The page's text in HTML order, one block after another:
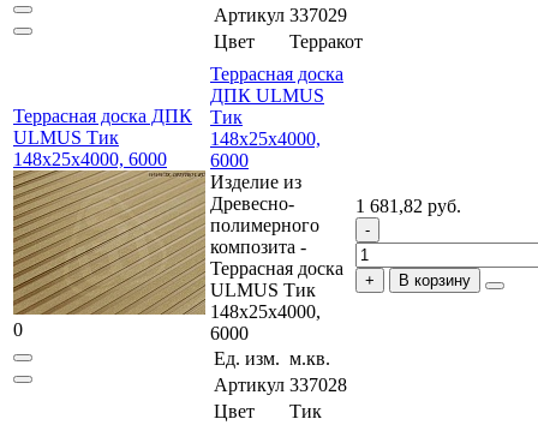
Артикул 337029
Цвет
Терракот
Террасная доска ДПК
ULMUS Тик
148x25x4000, 6000
0
Террасная доска
ДПК ULMUS
Тик
148x25x4000,
6000
Изделие из
Древесно-
полимерного
композита -
Террасная доска
ULMUS Тик
148x25x4000,
6000
Ед. изм. м.кв.
Артикул 337028
Цвет
Тик
1 681,82 руб.
В корзину